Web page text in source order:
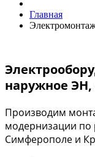
Главная
наружное ЭН,
Производим
модернизации по
Симферополе и